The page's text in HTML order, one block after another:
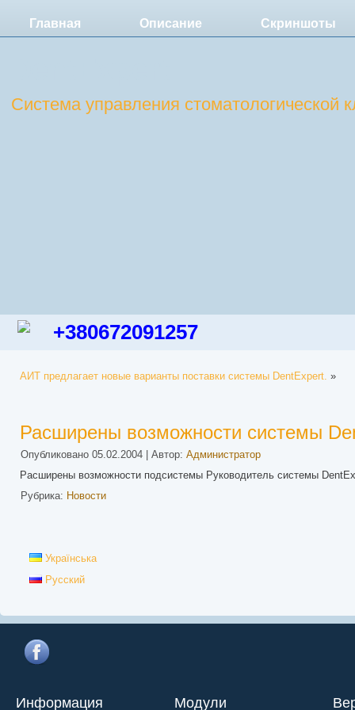
Главная Описание Скриншоты
Система управления стоматологической
+380672091257
АИТ предлагает новые варианты поставки системы DentExpert. »
Расширены возможности системы
Опубликовано 05.02.2004 Автор: Администратор
Расширены возможности подсистемы Руководитель системы
Рубрика: Новости
Українська
Русский
Информация Модули